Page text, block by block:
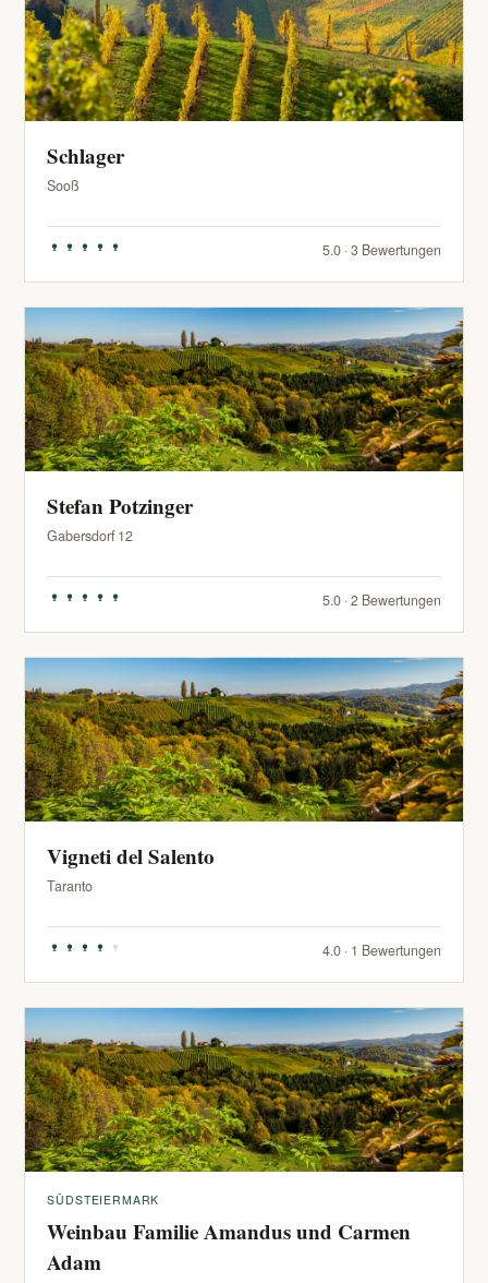
Schlager
Sooß
5.0 · 3 Bewertungen
Stefan Potzinger
Gabersdorf 12
5.0 · 2 Bewertungen
Vigneti del Salento
Taranto
4.0 · 1 Bewertungen
SÜDSTEIERMARK
Weinbau Familie Amandus und Carmen
Adam